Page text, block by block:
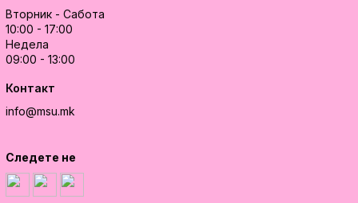
Вторник - Сабота
10:00 - 17:00
Недела
09:00 - 13:00
Контакт
info@msu.mk
Следете не